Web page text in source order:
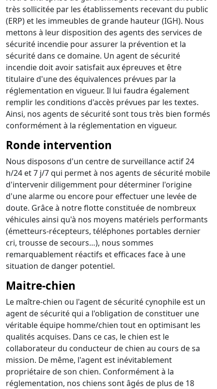
très sollicitée par les établissements recevant du public
(ERP) et les immeubles de grande hauteur (IGH). Nous
mettons à leur disposition des agents des services de
sécurité incendie pour assurer la prévention et la
sécurité dans ce domaine. Un agent de sécurité
incendie doit avoir satisfait aux épreuves et être
titulaire d'une des équivalences prévues par la
réglementation en vigueur. Il lui faudra également
remplir les conditions d'accès prévues par les textes.
Ainsi, nos agents de sécurité sont tous très bien formés
conformément à la réglementation en vigueur.
Ronde intervention
Nous disposons d'un centre de surveillance actif 24
h/24 et 7 j/7 qui permet à nos agents de sécurité mobile
d'intervenir diligemment pour déterminer l'origine
d'une alarme ou encore pour effectuer une levée de
doute. Grâce à notre flotte constituée de nombreux
véhicules ainsi qu'à nos moyens matériels performants
(émetteurs-récepteurs, téléphones portables dernier
cri, trousse de secours…), nous sommes
remarquablement réactifs et efficaces face à une
situation de danger potentiel.
Maitre-chien
Le maître-chien ou l'agent de sécurité cynophile est un
agent de sécurité qui a l'obligation de constituer une
véritable équipe homme/chien tout en optimisant les
qualités acquises. Dans ce cas, le chien est le
collaborateur du conducteur de chien au cours de sa
mission. De même, l'agent est inévitablement
propriétaire de son chien. Conformément à la
réglementation, nos chiens sont âgés de plus de 18